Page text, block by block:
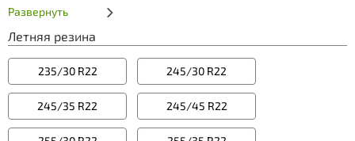
Развернуть
Летняя резина
235/30 R22 245/30 R22
245/35 R22 245/45 R22